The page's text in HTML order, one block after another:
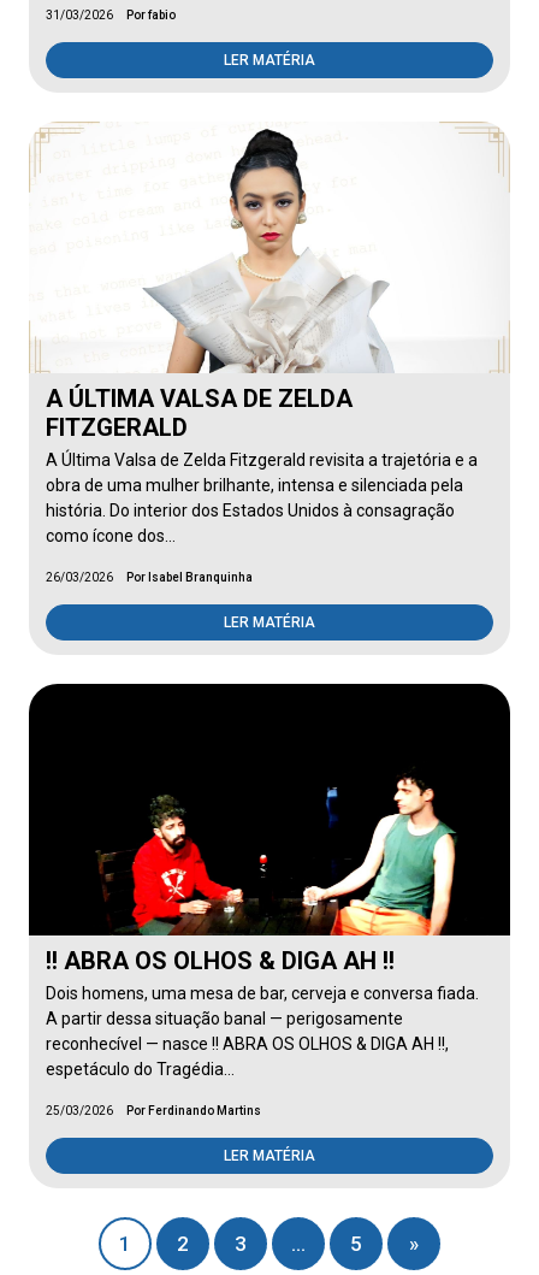
31/03/2026 Por fabio
LER MATÉRIA
A ÚLTIMA VALSA DE ZELDA
FITZGERALD
A Última Valsa de Zelda Fitzgerald revisita a trajetória e a
obra de uma mulher brilhante, intensa e silenciada pela
história. Do interior dos Estados Unidos à consagração
como ícone dos…
26/03/2026 Por Isabel Branquinha
LER MATÉRIA
!! ABRA OS OLHOS & DIGA AH !!
Dois homens, uma mesa de bar, cerveja e conversa fiada.
A partir dessa situação banal — perigosamente
reconhecível — nasce !! ABRA OS OLHOS & DIGA AH !!,
espetáculo do Tragédia…
25/03/2026 Por Ferdinando Martins
LER MATÉRIA
1 2 3 … 5 »